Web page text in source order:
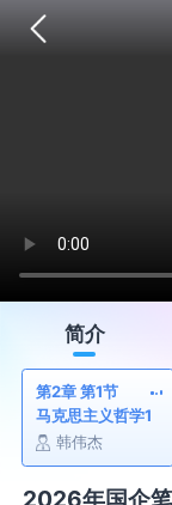
简介
第2章 第1节
马克思主义哲学1
韩伟杰